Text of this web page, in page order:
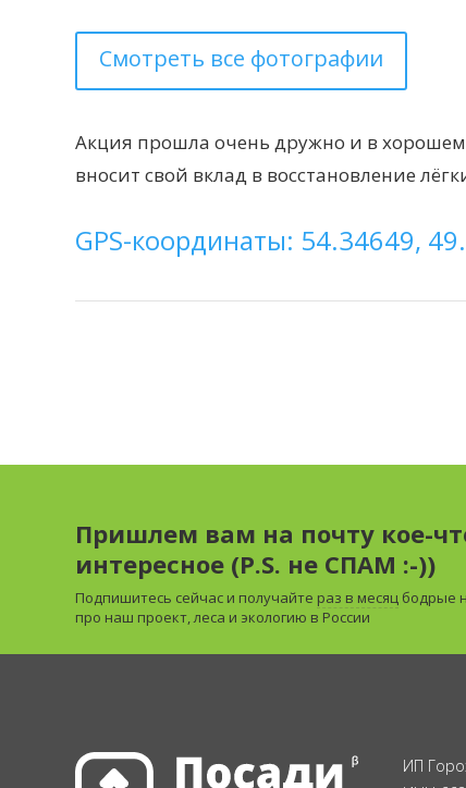
Смотреть все фотографии
Акция прошла очень дружно и в
вносит свой вклад в восстановление
GPS-координаты: 54.34649,
Пришлем вам на почту кое-
интересное (P.S. не СПАМ :-))
Подпишитесь сейчас и получайте раз в месяц бодрые
про наш проект, леса и экологию в России
ИП